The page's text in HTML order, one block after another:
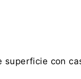
con